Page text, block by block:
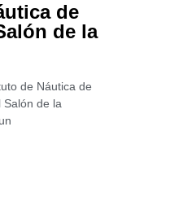
de
de la
de Náutica de
Salón de la